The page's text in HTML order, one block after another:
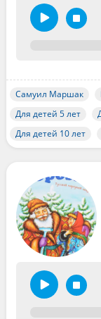
Самуил Маршак
Для детей 5 лет
Для детей 10 лет